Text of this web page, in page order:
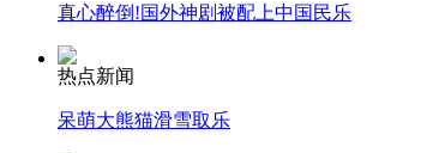
走！跟着总书记去植树
真心醉倒!国外神剧被配上中国民乐
热点新闻
呆萌大熊猫滑雪取乐